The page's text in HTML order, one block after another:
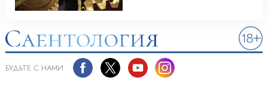
БУДЬТЕ С НАМИ